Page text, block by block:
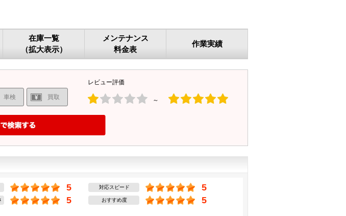
在庫一覧
（拡大表示）
メンテナンス
料金表
作業実績
車検 買取
レビュー評価
～
5 対応スピード 5
5 おすすめ度 5